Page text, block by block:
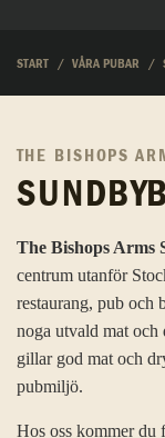
START VÅRA PUBAR
THE BISHOPS
The Bishops Arms
centrum utanför
restaurang, pub och
noga utvald mat
gillar god mat och
pubmiljö.
Hos oss kommer du